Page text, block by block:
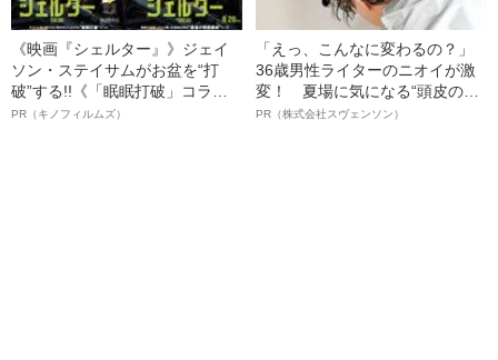
《映画『シェルター』》ジェイ
ソン・ステイサムがお盆を“打
破”する!!《「眠眠打破」コラ
ボ》
PR（キノフィルムズ）
「えっ、こんなに変わるの？」
36歳男性ライターのニオイが激
変！ 夏場に気になる“頭皮のニ
オイ”や“ベタつき”を解消す
PR（株式会社スヴェンソン）